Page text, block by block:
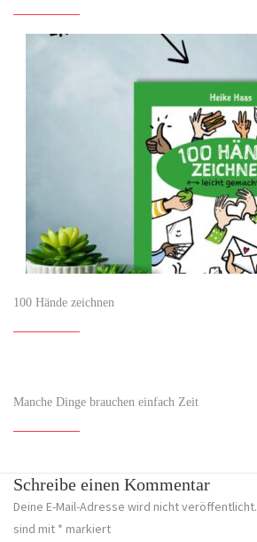
100 Hände zeichnen
Manche Dinge brauchen einfach Zeit
Schreibe einen Kommentar
Deine E-Mail-Adresse wird nicht veröffentlicht.
sind mit * markiert